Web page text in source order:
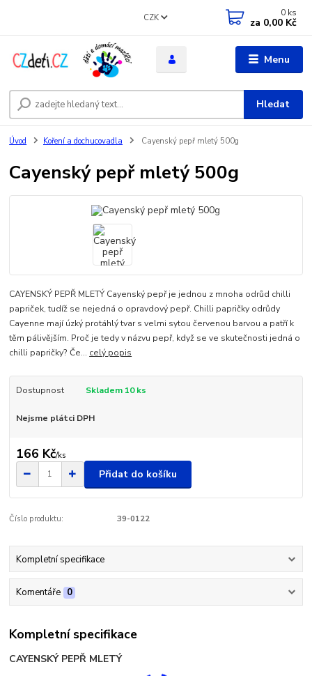
Menu
CZK
Hledat
0 ks
za 0,00 Kč
Úvod Koření a dochucovadla Cayenský pepř mletý 500g
Cayenský pepř mletý 500g
CAYENSKÝ PEPŘ MLETÝ Cayenský pepř je jednou z mnoha odrůd chilli
papriček, tudíž se nejedná o opravdový pepř. Chilli papričky odrůdy
Cayenne mají úzký protáhlý tvar s velmi sytou červenou barvou a patří k
těm pálivějším. Proč je tedy v názvu pepř, když se ve skutečnosti jedná o
chilli papričky? Če... celý popis
Dostupnost Skladem 10 ks
Nejsme plátci DPH
166 Kč/ks
Přidat do košíku
Číslo produktu: 39-0122
Kompletní specifikace
Komentáře 0
Kompletní specifikace
CAYENSKÝ PEPŘ MLETÝ